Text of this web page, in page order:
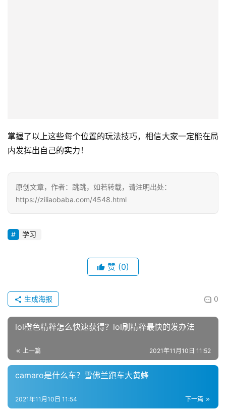
掌握了以上这些每个位置的玩法技巧，相信大家一定能在局
内发挥出自己的实力！
原创文章，作者：跳跳，如若转载，请注明出处：
https://ziliaobaba.com/4548.html
学习
赞 (0)
0
生成海报
lol橙色精粹怎么快速获得？lol刷精粹最快的发办法
上一篇 2021年11月10日 11:52
camaro是什么车？雪佛兰跑车大黄蜂
下一篇
2021年11月10日 11:54